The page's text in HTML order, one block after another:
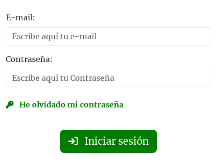
E-mail:
Contraseña:
He olvidado mi contraseña
Iniciar sesión